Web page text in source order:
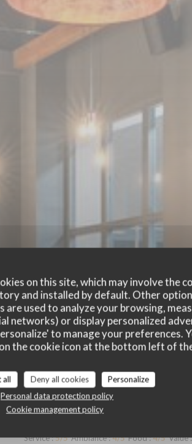
on this site, which may involve the
and installed by default. Other
used to analyze your browsing,
networks) or display personalized
to manage your preferences.
the cookie icon at the bottom left of
all Deny all cookies
Personalize
Personal data protection policy
Cookie management policy
Service:5/5 Ambiance:4/5 Food:4/5 Value: